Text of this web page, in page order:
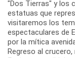
"Dos Tierras" y los
estatuas que
visitaremos los
espectaculares de
por la mítica
Regreso al